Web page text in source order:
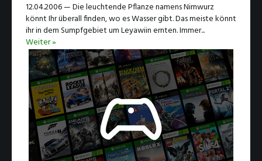
12.04.2006 — Die leuchtende Pflanze namens Nirnwurz
könnt Ihr überall finden, wo es Wasser gibt. Das meiste könnt
ihr in dem Sumpfgebiet um Leyawiin ernten. Immer...
Weiter »